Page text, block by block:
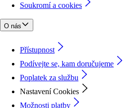
Soukromí a cookies
O nás
Přístupnost
Podívejte se, kam doručujeme
Poplatek za službu
Nastavení Cookies
Možnosti platby